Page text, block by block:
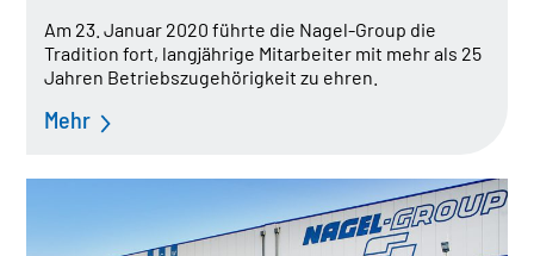
Am 23. Januar 2020 führte die Nagel-Group die
Tradition fort, langjährige Mitarbeiter mit mehr als 25
Jahren Betriebszugehörigkeit zu ehren.
Mehr